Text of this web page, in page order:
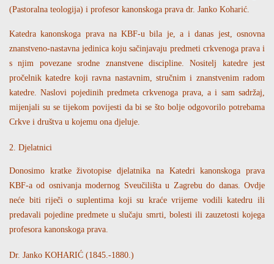
(Pastoralna teologija) i profesor kanonskoga prava dr. Janko Koharić.
Katedra kanonskoga prava na KBF-u bila je, a i danas jest, osnovna
znanstveno-nastavna jedinica koju sačinjavaju predmeti crkvenoga prava i
s njim povezane srodne znanstvene discipline. Nositelj katedre jest
pročelnik katedre koji ravna nastavnim, stručnim i znanstvenim radom
katedre. Naslovi pojedinih predmeta crkvenoga prava, a i sam sadržaj,
mijenjali su se tijekom povijesti da bi se što bolje odgovorilo potrebama
Crkve i društva u kojemu ona djeluje.
2. Djelatnici
Donosimo kratke životopise djelatnika na Katedri kanonskoga prava
KBF-a od osnivanja modernog Sveučilišta u Zagrebu do danas. Ovdje
neće biti riječi o suplentima koji su kraće vrijeme vodili katedru ili
predavali pojedine predmete u slučaju smrti, bolesti ili zauzetosti kojega
profesora kanonskoga prava.
Dr. Janko KOHARIĆ (1845.-1880.)